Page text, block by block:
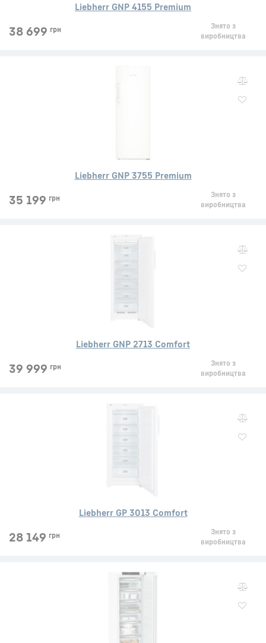
Liebherr GNP 4155 Premium
38 699 грн
Знято з
виробництва
Liebherr GNP 3755 Premium
35 199 грн
Знято з
виробництва
Liebherr GNP 2713 Comfort
39 999 грн
Знято з
виробництва
Liebherr GP 3013 Comfort
28 149 грн
Знято з
виробництва